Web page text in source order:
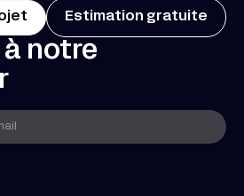
Estimation gratuite
notre